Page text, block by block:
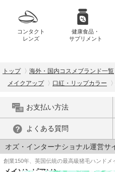
コンタクト
レンズ
健康食品・
サプリメント
トップ 海外・国内コスメブランド一覧
メイクアップ
口紅・リップカラー
お支払い方法
よくある質問
オズ・インターナショナル運営サ
創業150年、英国伝統の最高級猪毛ハンドメ